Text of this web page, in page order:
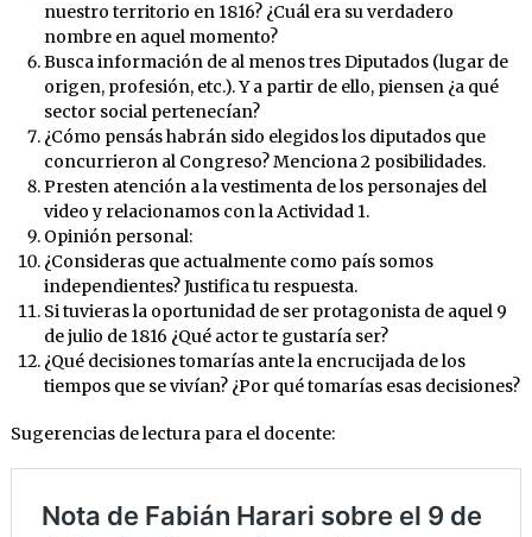
nuestro territorio en 1816? ¿Cuál era su verdadero
nombre en aquel momento?
Busca información de al menos tres Diputados (lugar de
origen, profesión, etc.). Y a partir de ello, piensen ¿a qué
sector social pertenecían?
¿Cómo pensás habrán sido elegidos los diputados que
concurrieron al Congreso? Menciona 2 posibilidades.
Presten atención a la vestimenta de los personajes del
video y relacionamos con la Actividad 1.
Opinión personal:
¿Consideras que actualmente como país somos
independientes? Justifica tu respuesta.
Si tuvieras la oportunidad de ser protagonista de aquel 9
de julio de 1816 ¿Qué actor te gustaría ser?
¿Qué decisiones tomarías ante la encrucijada de los
tiempos que se vivían? ¿Por qué tomarías esas decisiones?
Sugerencias de lectura para el docente: